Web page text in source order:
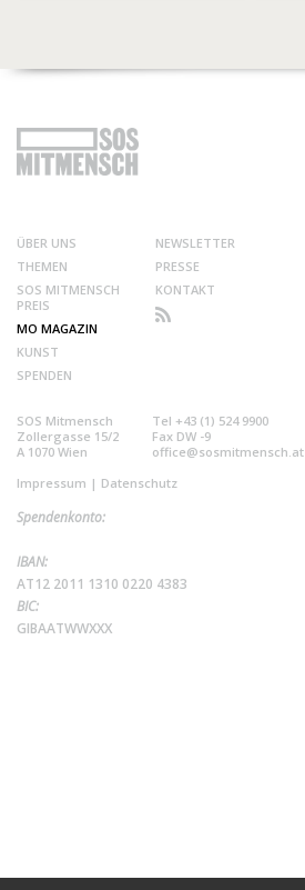
ÜBER UNS
THEMEN
SOS MITMENSCH
PREIS
MO MAGAZIN
KUNST
SPENDEN
NEWSLETTER
PRESSE
KONTAKT
SOS Mitmensch
Zollergasse 15/2
A 1070 Wien
Tel +43 (1) 524 9900
Fax DW -9
office@sosmitmensch.at
Impressum | Datenschutz
Spendenkonto:
IBAN:
AT12 2011 1310 0220 4383
BIC:
GIBAATWWXXX